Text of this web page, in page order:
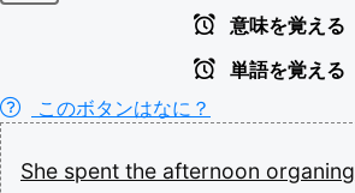
意味を覚える
単語を覚える
このボタンはなに？
She spent the afternoon organing